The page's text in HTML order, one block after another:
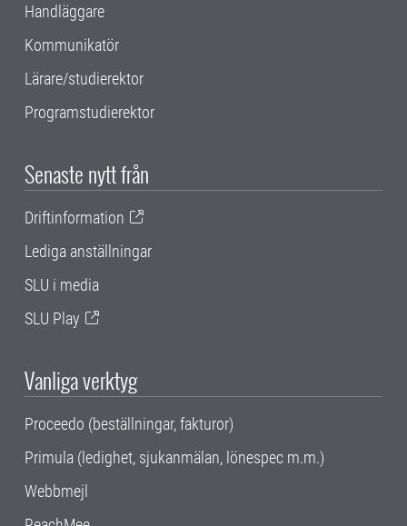
Handläggare
Kommunikatör
Lärare/studierektor
Programstudierektor
Senaste nytt från
Driftinformation
Lediga anställningar
SLU i media
SLU Play
Vanliga verktyg
Proceedo (beställningar, fakturor)
Primula (ledighet, sjukanmälan, lönespec m.m.)
Webbmejl